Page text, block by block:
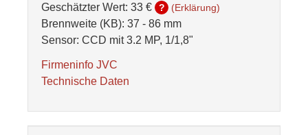
Geschätzter Wert: 33 € ? (Erklärung)
Brennweite (KB): 37 - 86 mm
Sensor: CCD mit 3.2 MP, 1/1,8"
Firmeninfo JVC
Technische Daten